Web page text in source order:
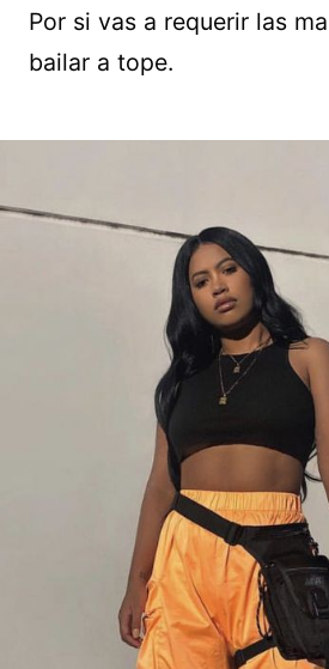
Por si vas a requerir las
bailar a tope.